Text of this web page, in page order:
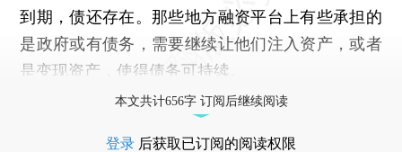
到期，债还存在。那些地方融资平台上有些承担的
是政府或有债务，需要继续让他们注入资产，或者
是变现资产，使得债务可持续。
本文共计656字 订阅后继续阅读
登录 后获取已订阅的阅读权限